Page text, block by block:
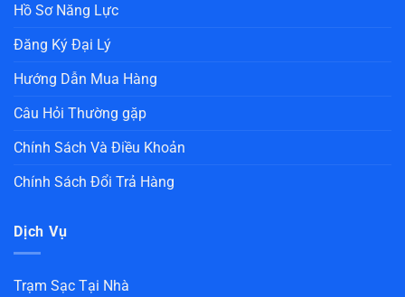
Hồ Sơ Năng Lực
Đăng Ký Đại Lý
Hướng Dẫn Mua Hàng
Câu Hỏi Thường gặp
Chính Sách Và Điều Khoản
Chính Sách Đổi Trả Hàng
Dịch Vụ
Trạm Sạc Tại Nhà